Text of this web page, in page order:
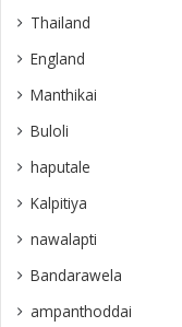
Thailand
England
Manthikai
Buloli
haputale
Kalpitiya
nawalapti
Bandarawela
ampanthoddai